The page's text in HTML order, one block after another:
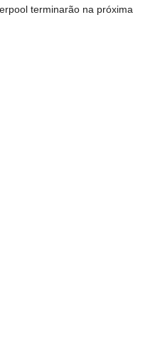
terminarão na próxima